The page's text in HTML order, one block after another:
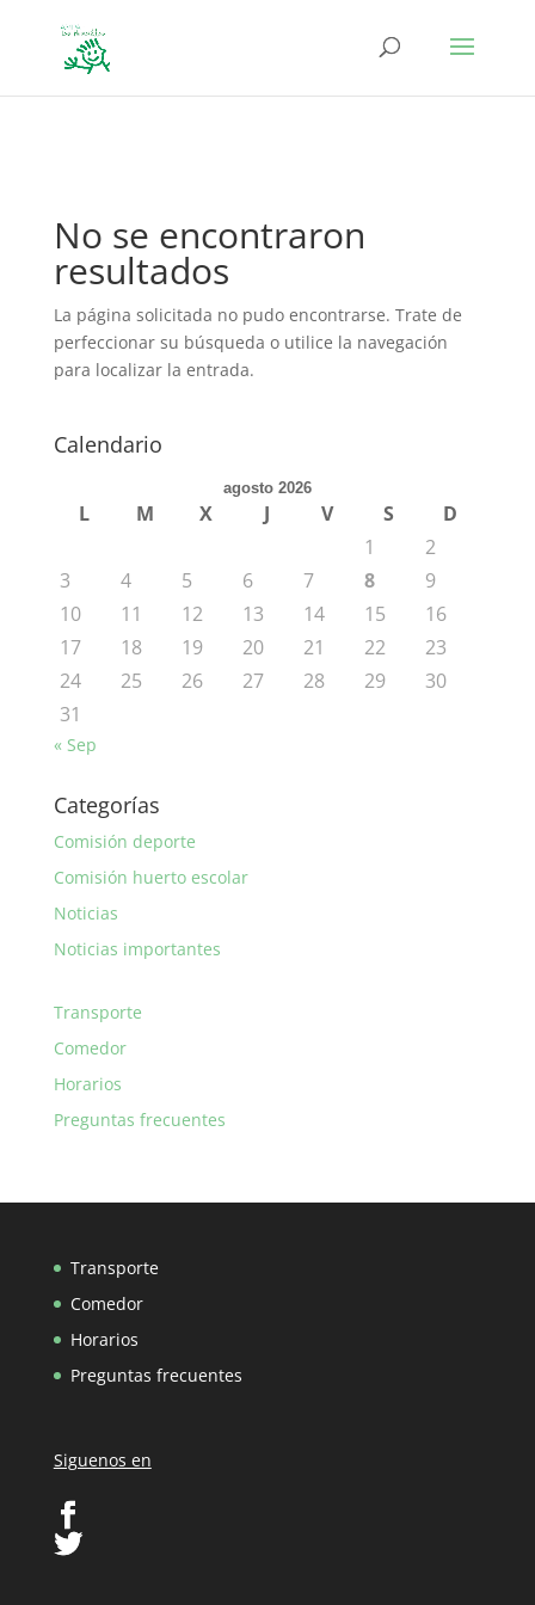
No se encontraron
resultados
La página solicitada no pudo encontrarse. Trate de
perfeccionar su búsqueda o utilice la navegación
para localizar la entrada.
Calendario
agosto 2026
L M X J V S
D
1
2
3
4 5 6 7 8
9
10
11 12 13 14 15
16
17
18 19 20 21 22
23
24
25 26 27 28 29
30
31
« Sep
Categorías
Comisión deporte
Comisión huerto escolar
Noticias
Noticias importantes
Transporte
Comedor
Horarios
Preguntas frecuentes
Transporte
Comedor
Horarios
Preguntas frecuentes
Siguenos en